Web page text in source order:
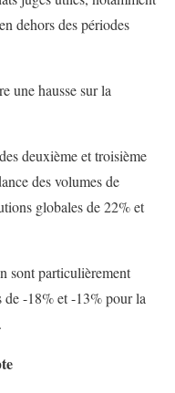
dehors des périodes
une hausse sur la
deuxième et troisième
des volumes de
globales de 22% et
sont particulièrement
de -18% et -13% pour la